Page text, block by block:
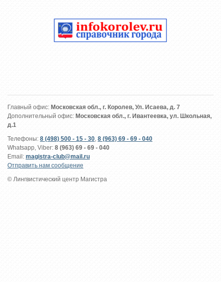
Главный офис: Московская обл., г. Королев, Ул. Исаева, д. 7
Дополнительный офис: Московская обл., г. Ивантеевка, ул. Школьная,
д.1
Телефоны: 8 (498) 500 - 15 - 30 8 (963) 69 - 69 - 040
Whatsapp, Viber: 8 (963) 69 - 69 - 040
Email: magistra-club@mail.ru
Отправить нам сообщение
© Лингвистический центр Магистра